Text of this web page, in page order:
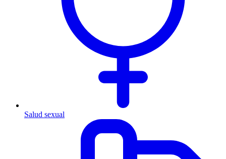
Salud sexual